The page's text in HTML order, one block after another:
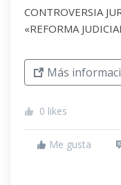
CONTROVERSIA
«REFORMA
Más
0 likes
Me gusta